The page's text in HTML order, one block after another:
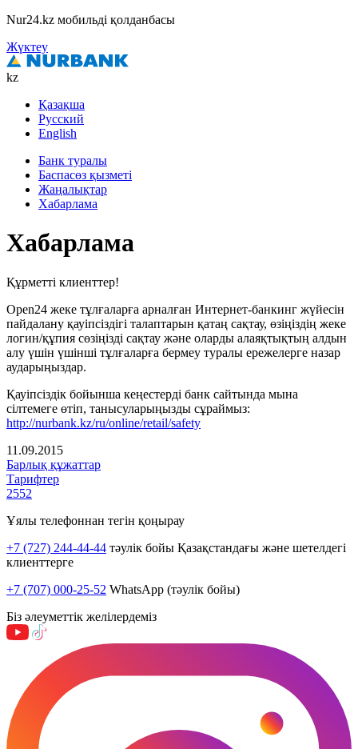
Nur24.kz мобильді қолданбасы
Жүктеу
kz
Қазақша
Русский
English
Банк туралы
Баспасөз қызметі
Жаңалықтар
Хабарлама
Хабарлама
Құрметті клиенттер!
Open24 жеке тұлғаларға арналған Интернет-банкинг жүйесін
пайдалану қауіпсіздігі талаптарын қатаң сақтау, өзіңіздің жеке
логин/құпия сөзіңізді сақтау және оларды алаяқтықтың алдын
алу үшін үшінші тұлғаларға бермеу туралы ережелерге назар
аударыңыздар.
Қауіпсіздік бойынша кеңестерді банк сайтында мына
сілтемеге өтіп, танысуларыңызды сұраймыз:
http://nurbank.kz/ru/online/retail/safety
11.09.2015
Барлық құжаттар
Тарифтер
2552
Ұялы телефоннан тегін қоңырау
+7 (727) 244-44-44 тәулік бойы Қазақстандағы және шетелдегі
клиенттерге
+7 (707) 000-25-52 WhatsApp (тәулік бойы)
Біз әлеуметтік желілердеміз